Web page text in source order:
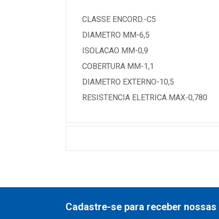
CLASSE ENCORD.-C5
DIAMETRO MM-6,5
ISOLACAO MM-0,9
COBERTURA MM-1,1
DIAMETRO EXTERNO-10,5
RESISTENCIA ELETRICA MAX-0,780
Cadastre-se para receber